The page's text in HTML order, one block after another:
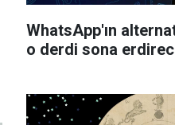
WhatsApp'ın
o derdi sona